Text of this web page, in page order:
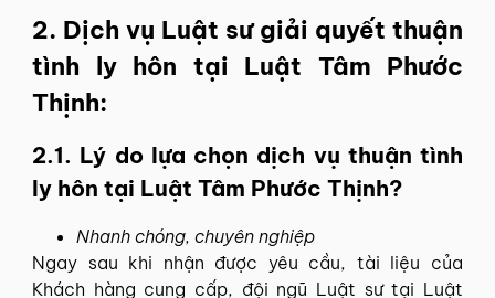
2. Dịch vụ Luật sư giải quyết thuận
tình ly hôn tại Luật Tâm Phước
Thịnh:
2.1. Lý do lựa chọn dịch vụ thuận tình
ly hôn tại Luật Tâm Phước Thịnh?
Nhanh chóng, chuyên nghiệp
Ngay sau khi nhận được yêu cầu, tài liệu của
Khách hàng cung cấp, đội ngũ Luật sư tại Luật